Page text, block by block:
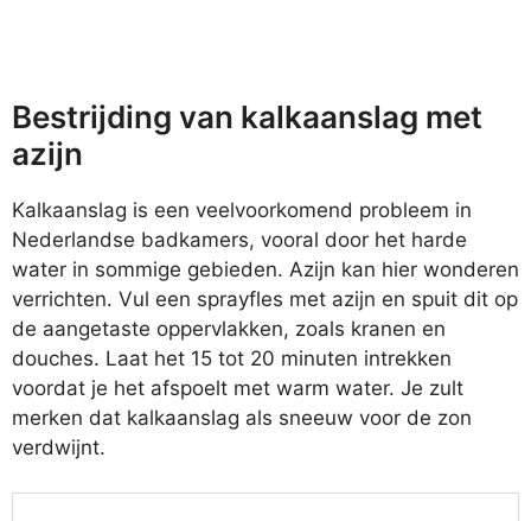
Bestrijding van kalkaanslag met
azijn
Kalkaanslag is een veelvoorkomend probleem in
Nederlandse badkamers, vooral door het harde
water in sommige gebieden. Azijn kan hier wonderen
verrichten. Vul een sprayfles met azijn en spuit dit op
de aangetaste oppervlakken, zoals kranen en
douches. Laat het 15 tot 20 minuten intrekken
voordat je het afspoelt met warm water. Je zult
merken dat kalkaanslag als sneeuw voor de zon
verdwijnt.